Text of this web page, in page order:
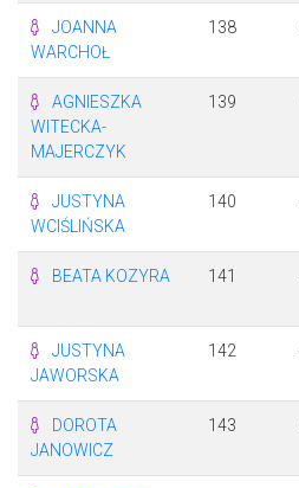
JOANNA
WARCHOŁ
138
AGNIESZKA
WITECKA-
MAJERCZYK
139
JUSTYNA
WCIŚLIŃSKA
140
BEATA KOZYRA 141
JUSTYNA
JAWORSKA
142
DOROTA
JANOWICZ
143